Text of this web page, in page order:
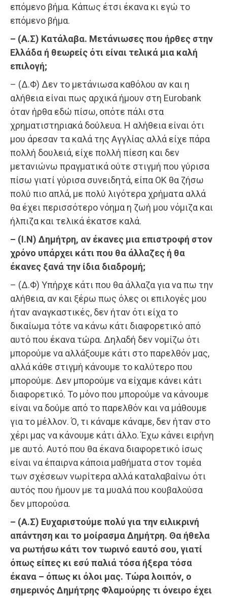
επόμενο βήμα. Κάπως έτσι έκανα κι εγώ το
επόμενο βήμα.
– (Α.Σ) Κατάλαβα. Μετάνιωσες που ήρθες στην
Ελλάδα ή θεωρείς ότι είναι τελικά μια καλή
επιλογή;
– (Δ.Φ) Δεν το μετάνιωσα καθόλου αν και η
αλήθεια είναι πως αρχικά ήμουν στη Eurobank
όταν ήρθα εδώ πίσω, οπότε πάλι στα
χρηματιστηριακά δούλευα. Η αλήθεια είναι ότι
μου άρεσαν τα καλά της Αγγλίας αλλά είχε πάρα
πολλή δουλειά, είχε πολλή πίεση και δεν
μετανιώνω πραγματικά ούτε στιγμή που γύρισα
πίσω γιατί γύρισα συνειδητά, είπα ΟΚ θα ζήσω
πολύ πιο απλά, με πολύ λιγότερα χρήματα αλλά
θα έχει περισσότερο νόημα η ζωή μου νόμιζα και
ήλπιζα και τελικά έκατσε καλά.
– (Ι.Ν) Δημήτρη, αν έκανες μια επιστροφή στον
χρόνο υπάρχει κάτι που θα άλλαζες ή θα
έκανες ξανά την ίδια διαδρομή;
– (Δ.Φ) Υπήρχε κάτι που θα άλλαζα για να πω την
αλήθεια, αν και ξέρω πως όλες οι επιλογές μου
ήταν αναγκαστικές, δεν ήταν ότι είχα το
δικαίωμα τότε να κάνω κάτι διαφορετικό από
αυτό που έκανα τώρα. Δηλαδή δεν νομίζω ότι
μπορούμε να αλλάξουμε κάτι στο παρελθόν μας,
αλλά κάθε στιγμή κάνουμε το καλύτερο που
μπορούμε. Δεν μπορούμε να είχαμε κάνει κάτι
διαφορετικό. Το μόνο που μπορούμε να κάνουμε
είναι να δούμε από το παρελθόν και να μάθουμε
για το μέλλον. Ό, τι κάναμε κάναμε, δεν ήταν στο
χέρι μας να κάνουμε κάτι άλλο. Έχω κάνει ειρήνη
με αυτό. Αυτό που θα έκανα διαφορετικό ίσως
είναι να έπαιρνα κάποια μαθήματα στον τομέα
των σχέσεων νωρίτερα αλλά καταλαβαίνω ότι
αυτός που ήμουν με τα μυαλά που κουβαλούσα
δεν μπορούσα.
– (Α.Σ) Ευχαριστούμε πολύ για την ειλικρινή
απάντηση και το μοίρασμα Δημήτρη. Θα ήθελα
να ρωτήσω κάτι τον τωρινό εαυτό σου, γιατί
όπως είπες κι εσύ παλιά τόσα ήξερα τόσα
έκανα – όπως κι όλοι μας. Τώρα λοιπόν, ο
σημερινός Δημήτρης Φλαμούρης τι όνειρο έχει